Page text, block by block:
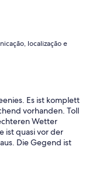
localização e
Es ist komplett
vorhanden. Toll
Wetter
ist quasi vor der
Die Gegend ist
Bademöglichkeiten.
des sehr sonnigen
noch toll gewesen!